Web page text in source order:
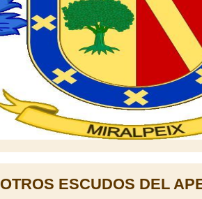
OTROS ESCUDOS DEL